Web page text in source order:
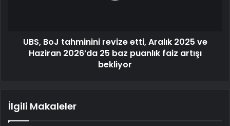
UBS, BoJ tahminini revize etti, Aralık 2025 ve
Haziran 2026’da 25 baz puanlık faiz artışı
bekliyor
İlgili Makaleler